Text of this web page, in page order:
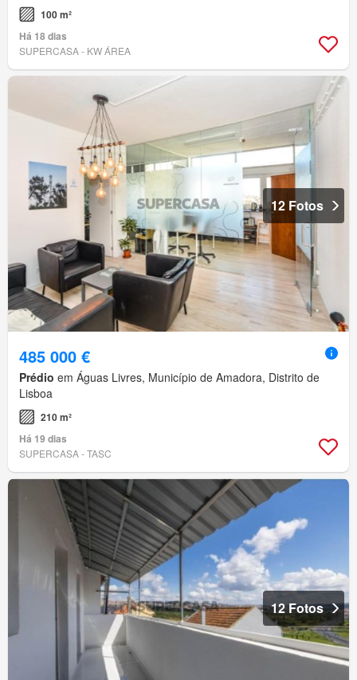
100 m²
Há 18 dias
SUPERCASA - KW ÁREA
12 Fotos
485 000 €
Prédio em Águas Livres, Município de Amadora, Distrito de
Lisboa
210 m²
Há 19 dias
SUPERCASA - TASC
12 Fotos